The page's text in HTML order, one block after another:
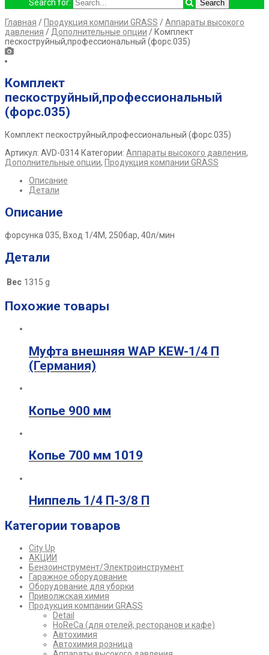
Search for:
Главная / Продукция компании GRASS /Аппараты высокого
давления / Дополнительные опции / Комплект
пескоструйный,профессиональный (форс.035)
Комплект
пескоструйный,профессиональный
(форс.035)
Комплект пескоструйный,профессиональный (форс.035)
Артикул: AVD-0314 Категории: Аппараты высокого давления,
Дополнительные опции, Продукция компании GRASS
Описание
Детали
Описание
форсунка 035, Вход 1/4М, 250бар, 40л/мин
Детали
Вес 1315 g
Похожие товары
Муфта внешняя WAP KEW-1/4 П
(Германия)
Копье 900 мм
Копье 700 мм 1019
Ниппель 1/4 П-3/8 П
Категории товаров
City Up
АКЦИИ
Бензоинструмент/Электроинструмент
Гаражное оборудование
Оборудование для уборки
Приволжская химия
Продукция компании GRASS
Detail
HoReCa (для отелей, ресторанов и кафе)
Автохимия
Автохимия розница